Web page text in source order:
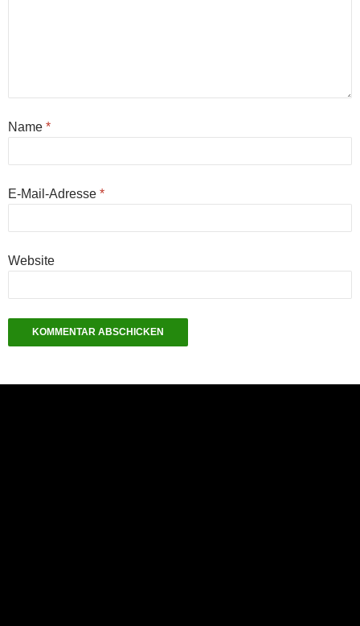
Name *
E-Mail-Adresse *
Website